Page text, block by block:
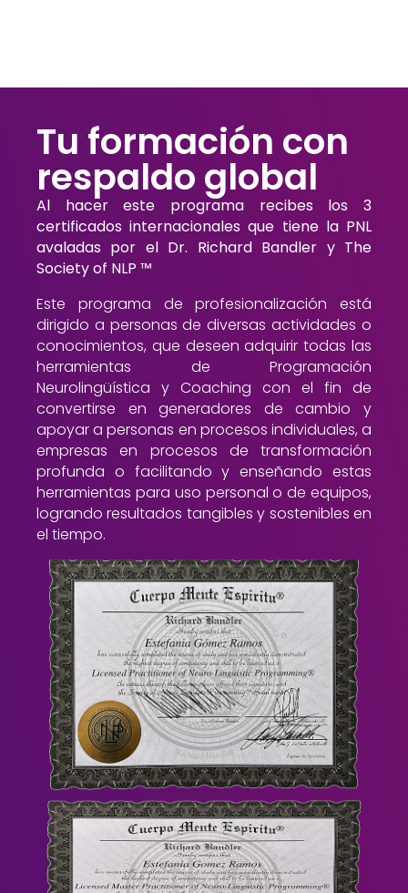
Tu formación con
respaldo global
Al hacer este programa recibes los 3
certificados internacionales que tiene la PNL
avaladas por el Dr. Richard Bandler y The
Society of NLP ™
Este programa de profesionalización está
dirigido a personas de diversas actividades o
conocimientos, que deseen adquirir todas las
herramientas de Programación
Neurolingüística y Coaching con el fin de
convertirse en generadores de cambio y
apoyar a personas en procesos individuales, a
empresas en procesos de transformación
profunda o facilitando y enseñando estas
herramientas para uso personal o de equipos,
logrando resultados tangibles y sostenibles en
el tiempo.